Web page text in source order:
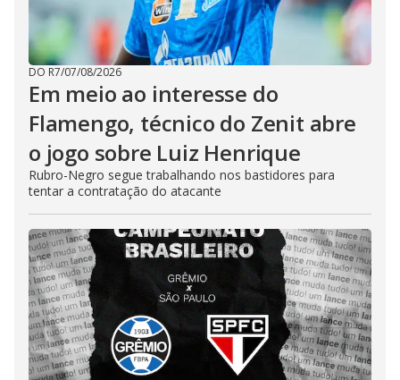
DO R7/07/08/2026
Em meio ao interesse do
Flamengo, técnico do Zenit abre
o jogo sobre Luiz Henrique
Rubro-Negro segue trabalhando nos bastidores para
tentar a contratação do atacante